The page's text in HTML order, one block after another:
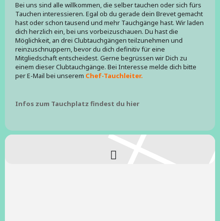
Bei uns sind alle willkommen, die selber tauchen oder sich fürs
Tauchen interessieren. Egal ob du gerade dein Brevet gemacht
hast oder schon tausend und mehr Tauchgänge hast. Wir laden
dich herzlich ein, bei uns vorbeizuschauen. Du hast die
Möglichkeit, an drei Clubtauchgängen teilzunehmen und
reinzuschnuppern, bevor du dich definitiv für eine
Mitgliedschaft entscheidest. Gerne begrüssen wir Dich zu
einem dieser Clubtauchgänge. Bei Interesse melde dich bitte
per E-Mail bei unserem Chef-Tauchleiter.
Infos zum Tauchplatz findest du hier